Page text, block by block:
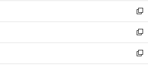
く
で
開
く
ド
ウ
で
開
く
ウ
ィ
ン
ド
ウ
で
開
し
い
ウ
ィ
ン
ド
ウ
新
し
い
ウ
ィ
新
し
い
新